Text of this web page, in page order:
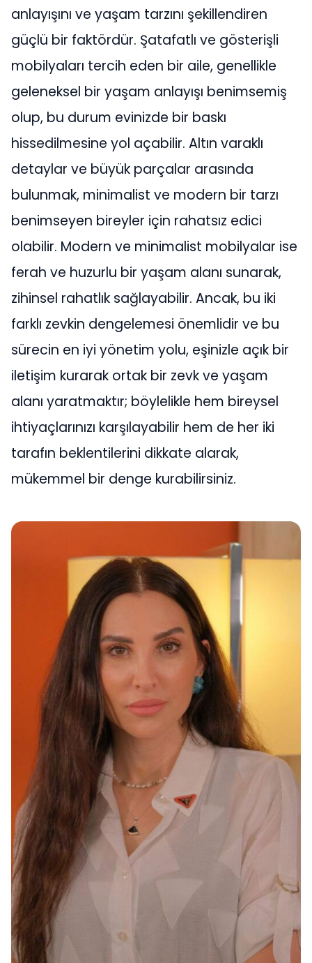
anlayışını ve yaşam tarzını şekillendiren
güçlü bir faktördür. Şatafatlı ve gösterişli
mobilyaları tercih eden bir aile, genellikle
geleneksel bir yaşam anlayışı benimsemiş
olup, bu durum evinizde bir baskı
hissedilmesine yol açabilir. Altın varaklı
detaylar ve büyük parçalar arasında
bulunmak, minimalist ve modern bir tarzı
benimseyen bireyler için rahatsız edici
olabilir. Modern ve minimalist mobilyalar ise
ferah ve huzurlu bir yaşam alanı sunarak,
zihinsel rahatlık sağlayabilir. Ancak, bu iki
farklı zevkin dengelemesi önemlidir ve bu
sürecin en iyi yönetim yolu, eşinizle açık bir
iletişim kurarak ortak bir zevk ve yaşam
alanı yaratmaktır; böylelikle hem bireysel
ihtiyaçlarınızı karşılayabilir hem de her iki
tarafın beklentilerini dikkate alarak,
mükemmel bir denge kurabilirsiniz.